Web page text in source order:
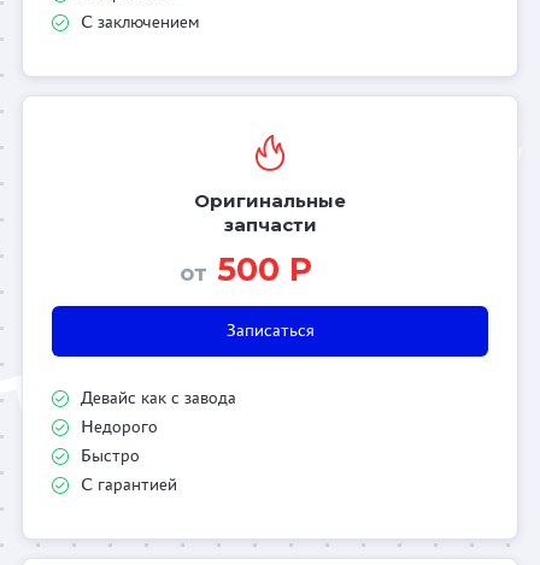
С заключением
Оригинальные
запчасти
от 500 Р
Записаться
Девайс как с завода
Недорого
Быстро
С гарантией